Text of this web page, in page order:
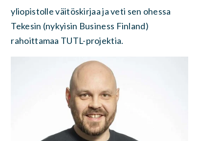
yliopistolle väitöskirjaa ja veti sen ohessa
Tekesin (nykyisin Business Finland)
rahoittamaa TUTL-projektia.